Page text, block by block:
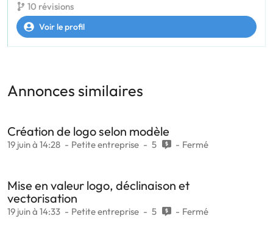
10 révisions
Voir le profil
Annonces similaires
Création de logo selon modèle
19 juin à 14:28 Petite entreprise 5 Fermé
Mise en valeur logo, déclinaison et
vectorisation
19 juin à 14:33 Petite entreprise 5 Fermé